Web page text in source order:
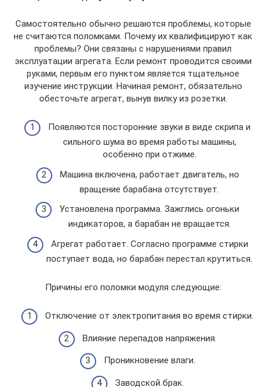
Самостоятельно обычно решаются проблемы, которые
не считаются поломками. Почему их квалифицируют как
проблемы? Они связаны с нарушениями правил
эксплуатации агрегата. Если ремонт проводится своими
руками, первым его пунктом является тщательное
изучение инструкции. Начиная ремонт, обязательно
обесточьте агрегат, вынув вилку из розетки.
Появляются посторонние звуки в виде скрипа и
сильного шума во время работы машины,
особенно при отжиме.
Машина включена, работает двигатель, но
вращение барабана отсутствует.
Установлена программа. Зажглись огоньки
индикаторов, а барабан не вращается.
Агрегат работает. Согласно программе стирки
поступает вода, но барабан перестал крутиться.
Причины его поломки модуля следующие:
Отключение от электропитания во время стирки.
Влияние перепадов напряжения.
Проникновение влаги.
Заводской брак.